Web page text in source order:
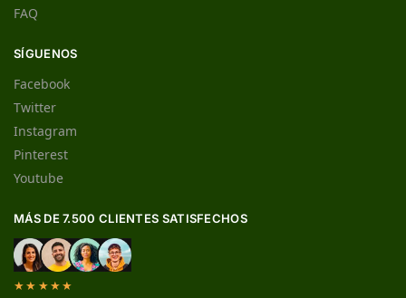
FAQ
SÍGUENOS
Facebook
Twitter
Instagram
Pinterest
Youtube
MÁS DE 7.500 CLIENTES SATISFECHOS
★★★★★